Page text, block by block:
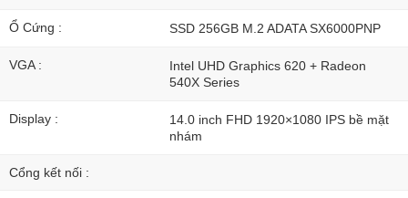
Ổ Cứng : SSD 256GB M.2 ADATA SX6000PNP
VGA :
Intel UHD Graphics 620 + Radeon
540X Series
Display :
14.0 inch FHD 1920×1080 IPS bề mặt
nhám
Cổng kết nối :